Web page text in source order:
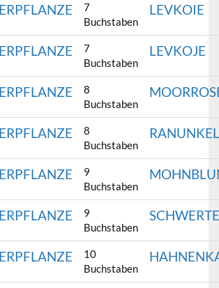
7
Buchstaben
LEVKOIE
7
Buchstaben
LEVKOJE
8
Buchstaben
8
Buchstaben
9
Buchstaben
9
Buchstaben
10
Buchstaben